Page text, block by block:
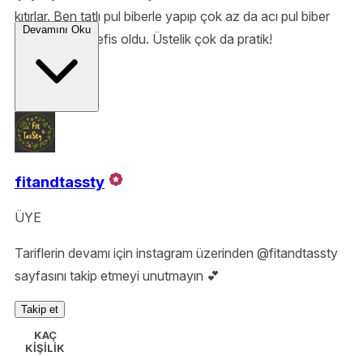
kıtırlar. Ben tatlı pul biberle yapıp çok az da acı pul biber
ekledim, tadı nefis oldu. Üstelik çok da pratik!
Devamını Oku
fitandtassty
ÜYE
Tariflerin devamı için instagram üzerinden @fitandtassty
sayfasını takip etmeyi unutmayın 💕
Takip et
KAÇ
KİŞİLİK